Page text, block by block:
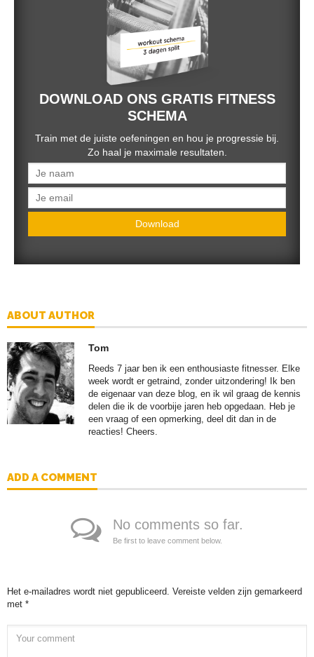
DOWNLOAD ONS GRATIS FITNESS
SCHEMA
Train met de juiste oefeningen en hou je progressie bij.
Zo haal je maximale resultaten.
Download
ABOUT AUTHOR
Tom
Reeds 7 jaar ben ik een enthousiaste fitnesser. Elke
week wordt er getraind, zonder uitzondering! Ik ben
de eigenaar van deze blog, en ik wil graag de kennis
delen die ik de voorbije jaren heb opgedaan. Heb je
een vraag of een opmerking, deel dit dan in de
reacties! Cheers.
ADD A COMMENT
No comments so far.
Be first to leave comment below.
Het e-mailadres wordt niet gepubliceerd. Vereiste velden zijn gemarkeerd
met *